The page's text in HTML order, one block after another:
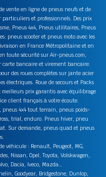
vente en ligne de pneus neufs et de
et professionnels. Des prix
Pneus 4x4, Pneus utilitaires, Pneus
pneus scooter et pneus moto avec les
en France Métropolitaine et en
toute sécurité sur Air-pneus.com,
carte bancaire et virement bancaire.
des roues complètes sur jante acier
électriques. Roue de secours et Packs
meilleurs prix garantis avec équilibrage
client français à votre écoute.
4x4 tout terrain, pneus poids-
trial, enduro. Pneus hiver, pneu
Sur demande, pneus quad et pneus
véhicule : Renault, Peugeot, MG,
Nissan, Opel, Toyota, Volskwagen,
Dacia, Iveco, Mazda…
Goodyear, Bridgestone, Dunlop,